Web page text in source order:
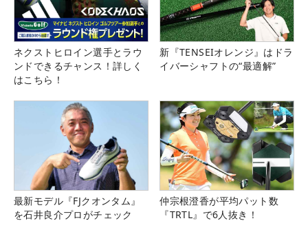
ネクストヒロイン選手とラウ
ンドできるチャンス！詳しく
はこちら！
新『TENSEIオレンジ』はドラ
イバーシャフトの“最適解”
最新モデル『FJクオンタム』
を石井良介プロがチェック
仲宗根澄香が平均パット数
『TRTL』で6人抜き！